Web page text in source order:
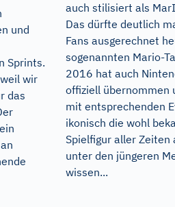
und
Sprints.
wir
das
auch stilisiert als
Das dürfte deutlich
Fans ausgerechnet
sogenannten Mario-
2016 hat auch
offiziell übernommen
mit entsprechenden
ikonisch die wohl
Spielfigur aller Zeiten
unter den jüngeren
wissen...